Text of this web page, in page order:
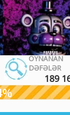
OYNANAN
DƏFƏLƏR
189